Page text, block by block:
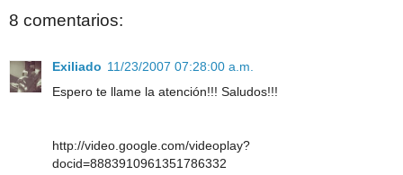
8 comentarios:
Exiliado 11/23/2007 07:28:00 a.m.
Espero te llame la atención!!! Saludos!!!
http://video.google.com/videoplay?
docid=8883910961351786332